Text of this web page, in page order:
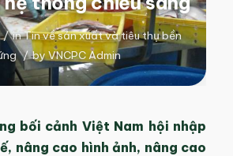
/ inTin về sản xuất và tiêu thụ bền
/ byVNCPC Admin
bối cảnh Việt Nam hội nhập
nâng cao hình ảnh, nâng cao